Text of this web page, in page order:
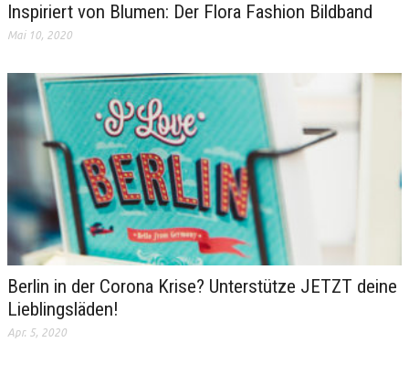
Inspiriert von Blumen: Der Flora Fashion Bildband
Mai 10, 2020
Berlin in der Corona Krise? Unterstütze JETZT deine
Lieblingsläden!
Apr. 5, 2020